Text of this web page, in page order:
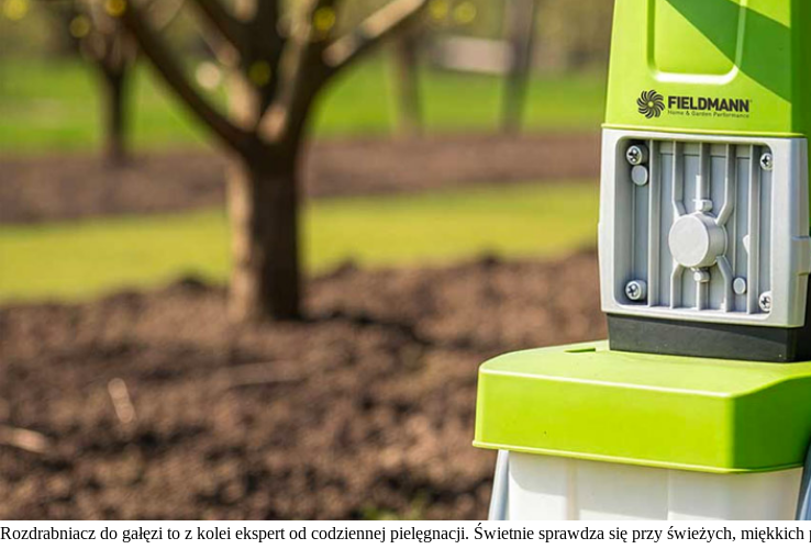
Rozdrabniacz do gałęzi to z kolei ekspert od codziennej pielęgnacji. Świetnie sprawdza się przy świeżych,